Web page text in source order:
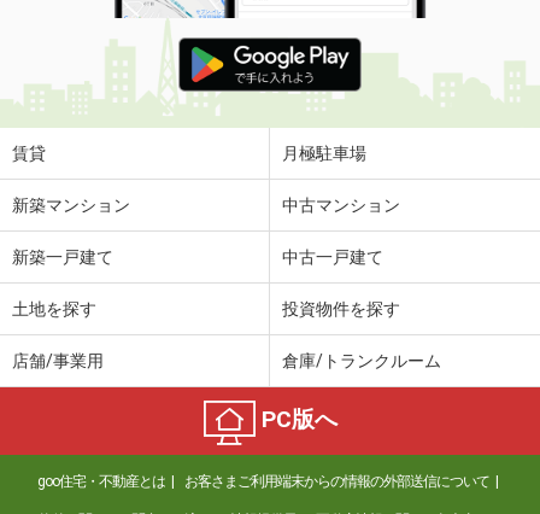
賃貸 月極駐車場
新築マンション 中古マンション
新築一戸建て 中古一戸建て
土地を探す 投資物件を探す
店舗/事業用 倉庫/トランクルーム
PC版へ
goo住宅・不動産とは お客さまご利用端末からの情報の外部送信について